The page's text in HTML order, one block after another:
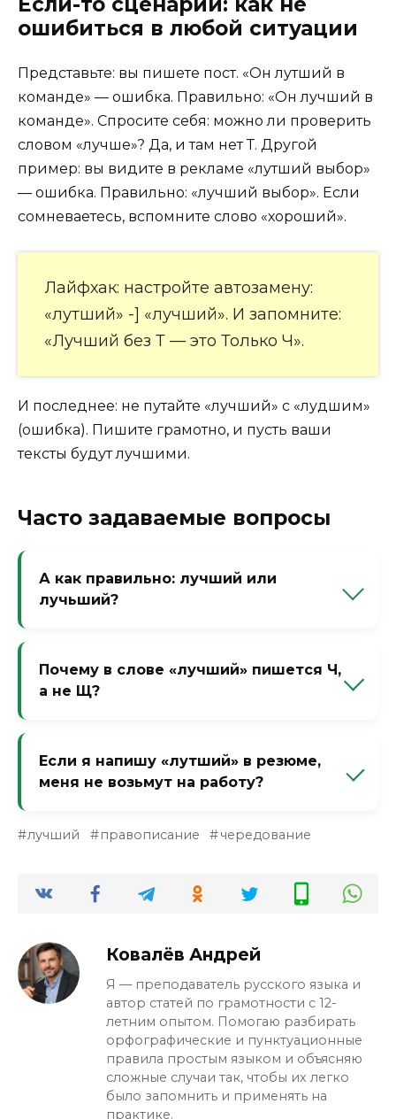
ошибиться в любой ситуации
Представьте: вы пишете пост. «Он лутший в
команде» — ошибка. Правильно: «Он лучший в
команде». Спросите себя: можно ли проверить
словом «лучше»? Да, и там нет Т. Другой
пример: вы видите в рекламе «лутший выбор»
— ошибка. Правильно: «лучший выбор». Если
сомневаетесь, вспомните слово «хороший».
Лайфхак: настройте автозамену:
«лутший» -] «лучший». И запомните:
«Лучший без Т — это Только Ч».
И последнее: не путайте «лучший» с «лудшим»
(ошибка). Пишите грамотно, и пусть ваши
тексты будут лучшими.
Часто задаваемые вопросы
А как правильно: лучший или
лучьший?
Почему в слове «лучший» пишется Ч,
а не Щ?
Ш, но Ч сохраняется. Историческое
написание.
Если я напишу «лутший» в резюме,
меня не возьмут на работу?
В серьёзных компаниях обращают
лучший правописание чередование
Ковалёв Андрей
Я — преподаватель русского языка и
автор статей по грамотности с 12-
летним опытом. Помогаю разбирать
орфографические и пунктуационные
правила простым языком и объясняю
сложные случаи так, чтобы их легко
было запомнить и применять на
практике.